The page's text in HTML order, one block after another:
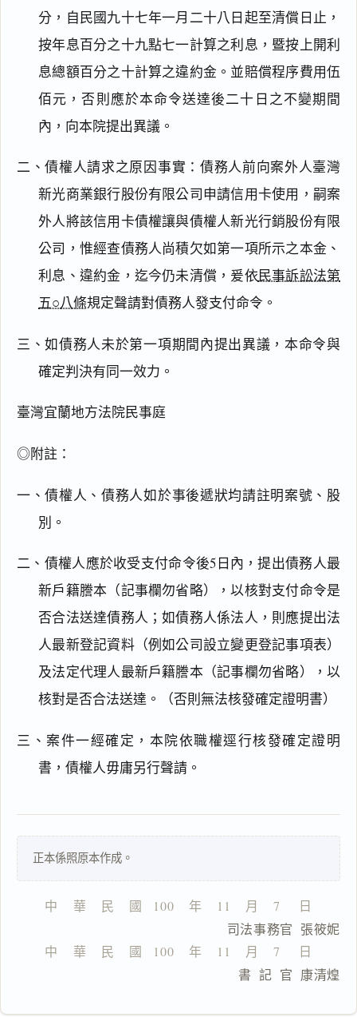
分，自民國九十七年一月二十八日起至清償日止，
按年息百分之十九點七一計算之利息，暨按上開利
息總額百分之十計算之違約金。並賠償程序費用伍
佰元，否則應於本命令送達後二十日之不變期間
內，向本院提出異議。
二、債權人請求之原因事實：債務人前向案外人臺灣
新光商業銀行股份有限公司申請信用卡使用，嗣案
外人將該信用卡債權讓與債權人新光行銷股份有限
公司，惟經查債務人尚積欠如第一項所示之本金、
利息、違約金，迄今仍未清償，爰依民事訴訟法第
五○八條規定聲請對債務人發支付命令。
三、如債務人未於第一項期間內提出異議，本命令與
確定判決有同一效力。
臺灣宜蘭地方法院民事庭
◎附註：
一、債權人、債務人如於事後遞狀均請註明案號、股
別。
二、債權人應於收受支付命令後5日內，提出債務人最
新戶籍謄本（記事欄勿省略），以核對支付命令是
否合法送達債務人；如債務人係法人，則應提出法
人最新登記資料（例如公司設立變更登記事項表）
及法定代理人最新戶籍謄本（記事欄勿省略），以
核對是否合法送達。（否則無法核發確定證明書）
三、案件一經確定，本院依職權逕行核發確定證明
書，債權人毋庸另行聲請。
正本係照原本作成。
中    華    民    國   100    年    11    月    7     日
                      司法事務官  張筱妮
中    華    民    國   100    年    11    月    7     日
                      書  記  官  康清煌
閱讀 研究
複
文